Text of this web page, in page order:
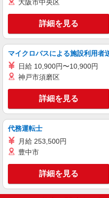
千葉市稲毛
キープ
職業紹介
株式会社kotrio /●SW-S-2155758
稲毛駅近く
宅STAFF募集
【正社員
給：200,000
30,000円 ・
善手当：
により変動）
間） ※固定残
手当として別
（上記給与とは別に支給）
歓迎 ・認知症
者研修 ・介
千葉市稲
デイサービ
大阪市中央区
詳細を見る
マイクロバスによる施設利用者
日給 10,900円〜10,900円
神戸市須磨区
詳細を見る
代務運転士
月給 253,500円
豊中市
詳細を見る